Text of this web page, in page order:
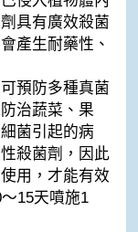
具有廣效殺菌
產生耐藥性、
預防多種真菌
治蔬菜、果
菌引起的病
殺菌劑，因此
用，才能有效
15天噴施1